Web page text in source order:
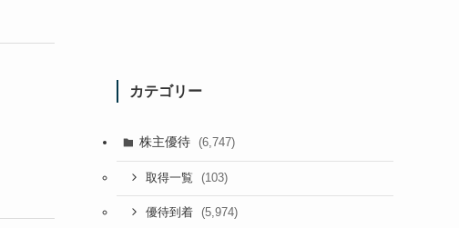
カテゴリー
株主優待 (6,747)
取得一覧 (103)
優待到着 (5,974)